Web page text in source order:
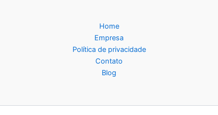
Home
Empresa
Política de privacidade
Contato
Blog